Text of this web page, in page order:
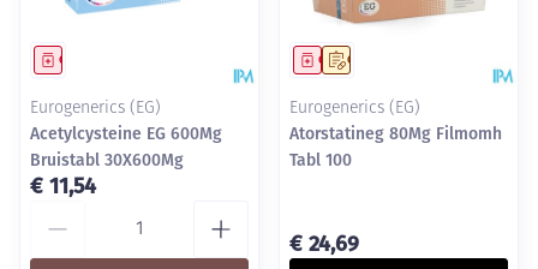
Geneesmiddel
Eurogenerics (EG)
Acetylcysteine EG 600Mg
Bruistabl 30X600Mg
€ 11,54
Op voorschrift
Geneesmiddel
Eurogenerics (EG)
Atorstatineg 80Mg Filmomh
Tabl 100
€ 24,69